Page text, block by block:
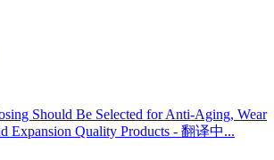
Should Be Selected for Anti-Aging, Wear
Expansion Quality Products - 翻译中...